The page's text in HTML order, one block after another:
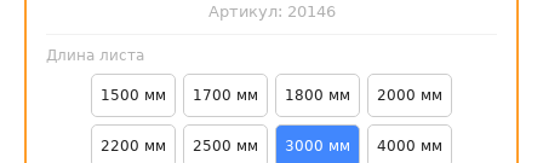
Артикул: 20146
Длина листа
1500 мм 1700 мм 1800 мм 2000 мм
2200 мм 2500 мм 3000 мм 4000 мм